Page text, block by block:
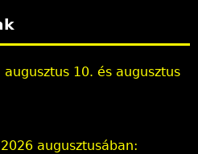
10. és augusztus
augusztusában: